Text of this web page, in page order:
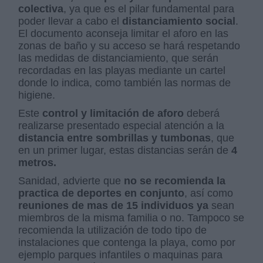
colectiva, ya que es el pilar fundamental para
poder llevar a cabo el distanciamiento social .
El documento aconseja limitar el aforo en las
zonas de baño y su acceso se hará respetando
las medidas de distanciamiento, que serán
recordadas en las playas mediante un cartel
donde lo indica, como también las normas de
higiene.
Este control y limitación de aforo deberá
realizarse presentado especial atención a la
distancia entre sombrillas y tumbonas, que
en un primer lugar, estas distancias serán de4
metros.
Sanidad, advierte que no se recomienda la
practica de deportes en conjunto, así como
reuniones de mas de 15 individuos ya sean
miembros de la misma familia o no. Tampoco se
recomienda la utilización de todo tipo de
instalaciones que contenga la playa, como por
ejemplo parques infantiles o maquinas para